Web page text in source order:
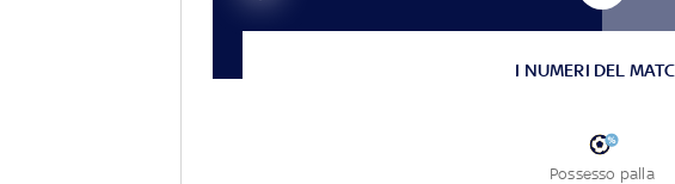
I NUMERI DEL
Possesso palla